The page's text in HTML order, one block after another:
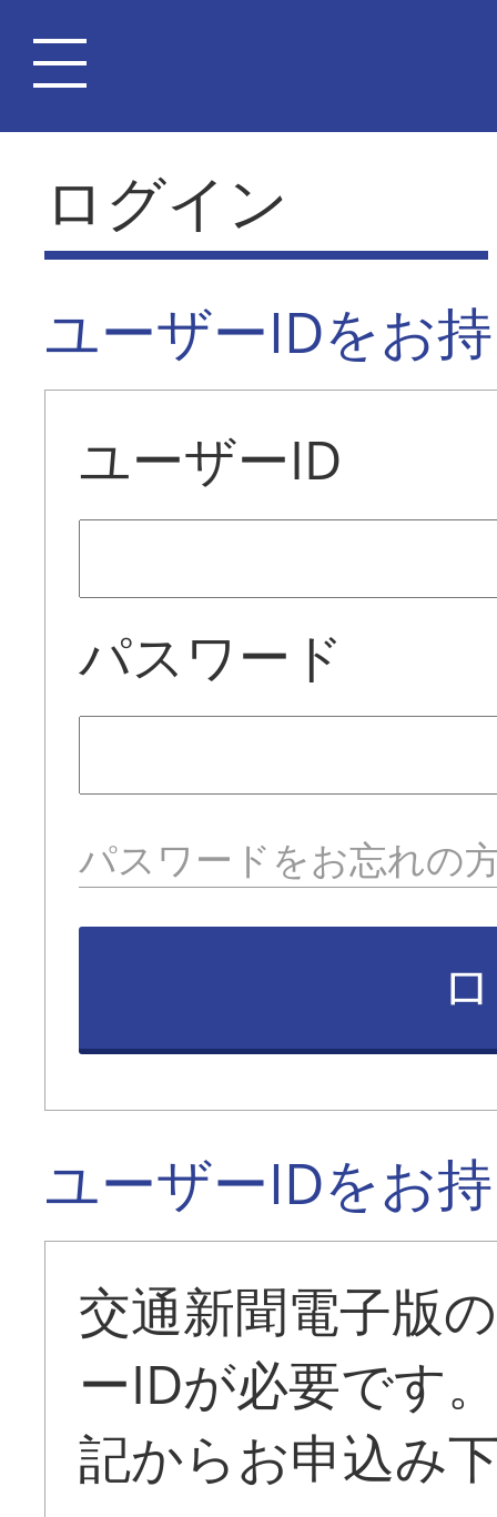
ログイン
ユーザーIDをお
ユーザーID
パスワード
パスワードをお忘れの
ユーザーIDをお
交通新聞電子版
ーIDが必要です
記からお申込み